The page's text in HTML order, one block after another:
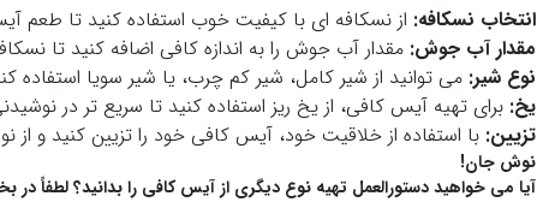
انتخاب نسکافه: از نسکافه ای با کیفیت خوب استفاده کنید تا طعم
مقدار آب جوش: مقدار آب جوش را به اندازه کافی اضافه کنید تا
نوع شیر: می توانید از شیر کامل، شیر کم چرب، یا شیر سویا استفاده
یخ: برای تهیه آیس کافی، از یخ ریز استفاده کنید تا سریع تر در
تزیین: با استفاده از خلاقیت خود، آیس کافی خود را تزیین کنید و از
نوش جان!
آیا می خواهید دستورالعمل تهیه نوع دیگری از آیس کافی را بدانید؟ لطفاً